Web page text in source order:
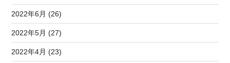
2022年6月 (26)
2022年5月 (27)
2022年4月 (23)